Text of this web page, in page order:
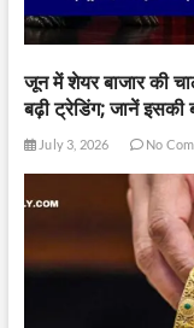
जून में शेयर बाजार की
बढ़ी ट्रेडिंग; जानें इसकी
July 3, 2026 No